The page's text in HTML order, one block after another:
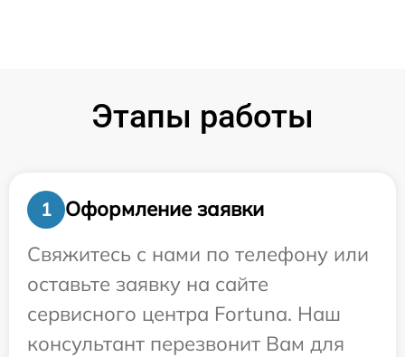
Этапы работы
1
Оформление заявки
Свяжитесь с нами по телефону или
оставьте заявку на сайте
сервисного центра Fortuna. Наш
консультант перезвонит Вам для